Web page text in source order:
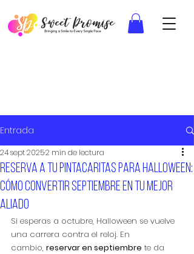
Entrada
Reserva a tu pintacaritas para Halloween:
cómo convertir septiembre en tu mejor
aliado
24 sept 20252 min de lectura
Si esperas a octubre, Halloween se vuelve
una carrera contra el reloj. En
cambio, reservar en septiembre te da